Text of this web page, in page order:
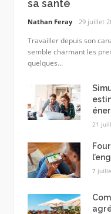
sa santé
Nathan Feray 29 juillet
Travailler depuis son
semble charmant les
quelques...
21
7